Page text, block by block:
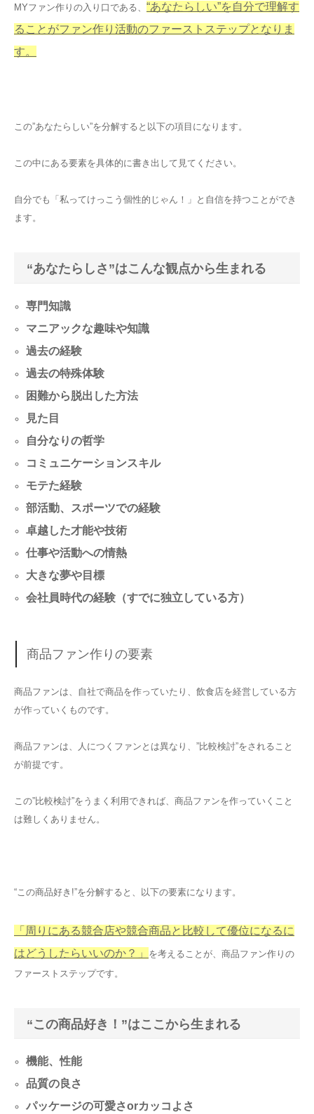
MYファン作りの入り口である、 “あなたらしい”を自分で理解す
ることがファン作り活動のファーストステップとなりま
す。
この”あなたらしい”を分解すると以下の項目になります。
この中にある要素を具体的に書き出して見てください。
自分でも「私ってけっこう個性的じゃん！」と自信を持つことができ
ます。
“あなたらしさ”はこんな観点から生まれる
専門知識
マニアックな趣味や知識
過去の経験
過去の特殊体験
困難から脱出した方法
見た目
自分なりの哲学
コミュニケーションスキル
モテた経験
部活動、スポーツでの経験
卓越した才能や技術
仕事や活動への情熱
大きな夢や目標
会社員時代の経験（すでに独立している方）
商品ファン作りの要素
商品ファンは、自社で商品を作っていたり、飲食店を経営している方
が作っていくものです。
商品ファンは、人につくファンとは異なり、”比較検討”をされること
が前提です。
この”比較検討”をうまく利用できれば、商品ファンを作っていくこと
は難しくありません。
“この商品好き!”を分解すると、以下の要素になります。
「周りにある競合店や競合商品と比較して優位になるに
はどうしたらいいのか？」
を考えることが、商品ファン作りの
ファーストステップです。
“この商品好き！”はここから生まれる
機能、性能
品質の良さ
パッケージの可愛さorカッコよさ